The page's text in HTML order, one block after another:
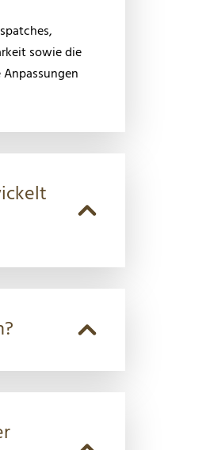
sowie die